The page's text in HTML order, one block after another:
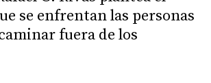
se enfrentan las personas
fuera de los